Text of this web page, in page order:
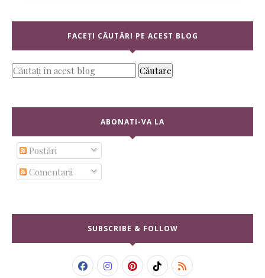
FACEȚI CĂUTĂRI PE ACEST BLOG
ABONATI-VA LA
Postări
Comentarii
SUBSCRIBE & FOLLOW